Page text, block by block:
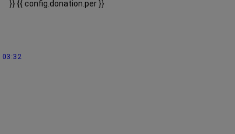
}}{{ config.donation.per }}
03:32